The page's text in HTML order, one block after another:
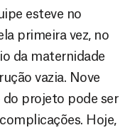
esteve no
primeira vez, no
da maternidade
vazia. Nove
do projeto pode ser
Hoje,